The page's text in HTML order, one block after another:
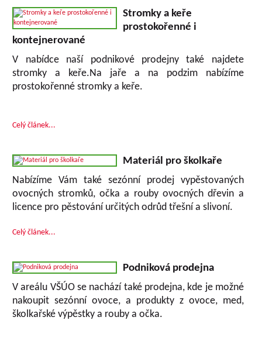
Stromky a keře
prostokořenné i
kontejnerované
V nabídce naší podnikové prodejny také najdete
stromky a keře.Na jaře a na podzim nabízíme
prostokořenné stromky a keře.
Celý článek...
Materiál pro školkaře
Nabízíme Vám také sezónní prodej vypěstovaných
ovocných stromků, očka a rouby ovocných dřevin a
licence pro pěstování určitých odrůd třešní a slivoní.
Celý článek...
Podniková prodejna
V areálu VŠÚO se nachází také prodejna, kde je možné
nakoupit sezónní ovoce, a produkty z ovoce, med,
školkařské výpěstky a rouby a očka.